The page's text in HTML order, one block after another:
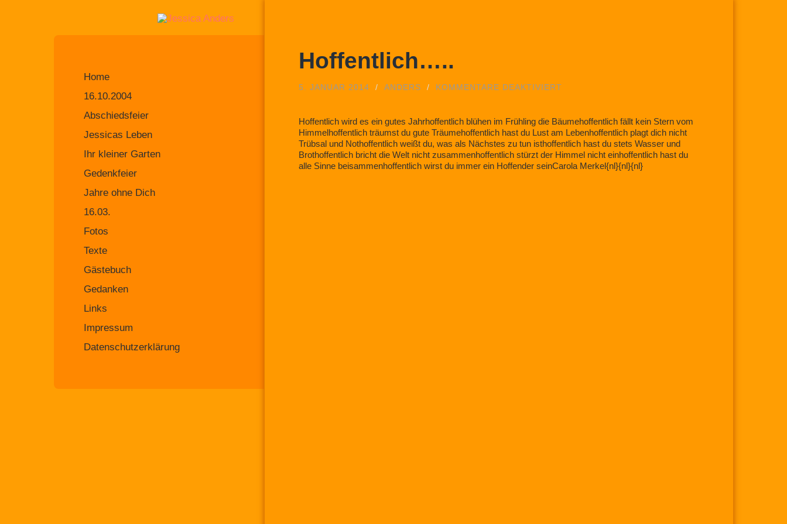
Home
16.10.2004
Abschiedsfeier
Jessicas Leben
Ihr kleiner Garten
Gedenkfeier
Jahre ohne Dich
16.03.
Fotos
Texte
Gästebuch
Gedanken
Links
Impressum
Datenschutzerklärung
Hoffentlich…..
5. JANUAR 2014 / ANDERS / KOMMENTARE DEAKTIVIERT
Hoffentlich wird es ein gutes Jahrhoffentlich blühen im Frühling die Bäumehoffentlich fällt kein Stern vom
Himmelhoffentlich träumst du gute Träumehoffentlich hast du Lust am Lebenhoffentlich plagt dich nicht
Trübsal und Nothoffentlich weißt du, was als Nächstes zu tun isthoffentlich hast du stets Wasser und
Brothoffentlich bricht die Welt nicht zusammenhoffentlich stürzt der Himmel nicht einhoffentlich hast du
alle Sinne beisammenhoffentlich wirst du immer ein Hoffender seinCarola Merkel{nl}{nl}{nl}